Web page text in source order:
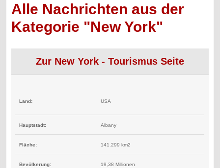
Alle Nachrichten aus der
Kategorie "New York"
Zur New York - Tourismus Seite
Land: USA
Hauptstadt: Albany
Fläche: 141.299 km2
Bevölkerung: 19,38 Millionen